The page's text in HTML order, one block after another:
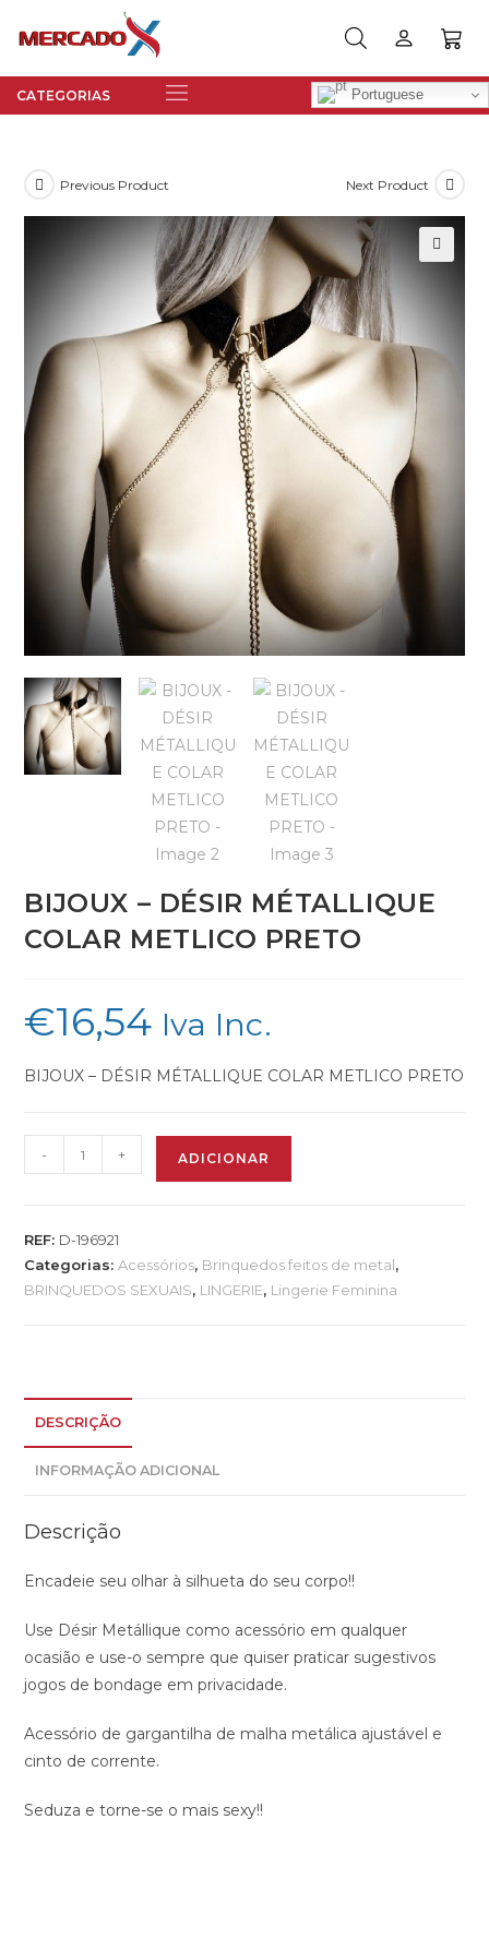
Portuguese
Previous Product Next Product
BIJOUX – DÉSIR MÉTALLIQUE
COLAR METLICO PRETO
€16,54 Iva Inc.
BIJOUX – DÉSIR MÉTALLIQUE COLAR METLICO PRETO
- + ADICIONAR
REF: D-196921
Categorias: Acessórios, Brinquedos feitos de metal,
BRINQUEDOS SEXUAIS, LINGERIE, Lingerie Feminina
DESCRIÇÃO
INFORMAÇÃO ADICIONAL
Descrição
Encadeie seu olhar à silhueta do seu corpo!!
Use Désir Metállique como acessório em qualquer
ocasião e use-o sempre que quiser praticar sugestivos
jogos de bondage em privacidade.
Acessório de gargantilha de malha metálica ajustável e
cinto de corrente.
Seduza e torne-se o mais sexy!!